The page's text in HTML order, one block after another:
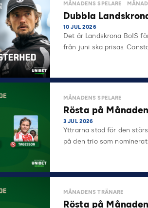
MÅNADENS SPELARE
Dubbla
10 JUL 2026
Det är Landskrona BoIS
från juni ska prisas.
MÅNADENS SPELARE
Rösta på
3 JUL 2026
Yttrarna stod för den
på den trio som
MÅNADENS TRÄNARE
Rösta på